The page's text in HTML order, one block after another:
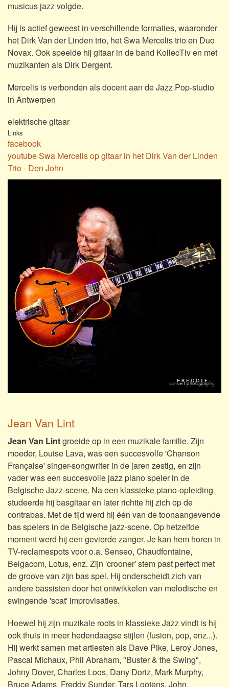
musicus jazz volgde.
Hij is actief geweest in verschillende formaties, waaronder
het Dirk Van der Linden trio, het Swa Mercelis trio en Duo
Novax. Ook speelde hij gitaar in de band KollecTiv en met
muzikanten als Dirk Dergent.
Mercelis is verbonden als docent aan de Jazz Pop-studio
in Antwerpen
elektrische gitaar
Links
facebook
youtube Swa Mercelis op gitaar in het Dirk Van der Linden
Trio - Den John
Jean Van Lint
Jean Van Lintgroeide op in een muzikale familie. Zijn
moeder, Louise Lava, was een succesvolle 'Chanson
Française' singer-songwriter in de jaren zestig, en zijn
vader was een succesvolle jazz piano speler in de
Belgische Jazz-scene. Na een klassieke piano-opleiding
studeerde hij basgitaar en later richtte hij zich op de
contrabas. Met de tijd werd hij één van de toonaangevende
bas spelers in de Belgische jazz-scene. Op hetzelfde
moment werd hij een gevierde zanger. Je kan hem horen in
TV-reclamespots voor o.a. Senseo, Chaudfontaine,
Belgacom, Lotus, enz. Zijn 'crooner' stem past perfect met
de groove van zijn bas spel. Hij onderscheidt zich van
andere bassisten door het ontwikkelen van melodische en
swingende 'scat' improvisaties.
Hoewel hij zijn muzikale roots in klassieke Jazz vindt is hij
ook thuis in meer hedendaagse stijlen (fusion, pop, enz...).
Hij werkt samen met artiesten als Dave Pike, Leroy Jones,
Pascal Michaux, Phil Abraham, "Buster & the Swing",
Johny Dover, Charles Loos, Dany Doriz, Mark Murphy,
Bruce Adams, Freddy Sunder, Tars Lootens, John